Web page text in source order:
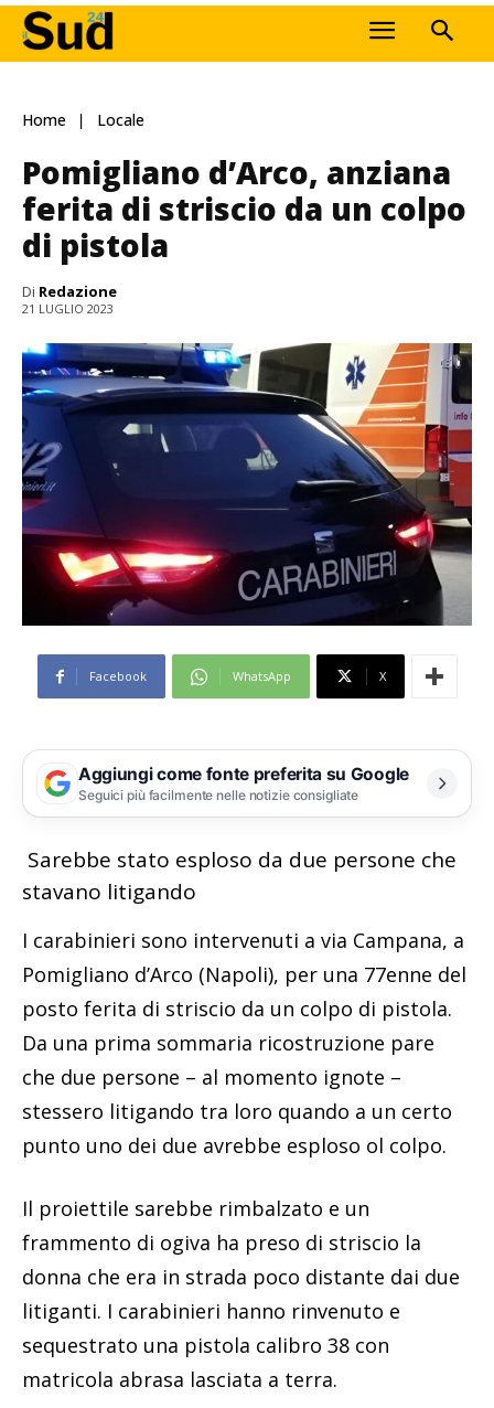
Home Locale
Pomigliano d’Arco, anziana
ferita di striscio da un colpo
di pistola
Di Redazione
21 LUGLIO 2023
Facebook WhatsApp X
Aggiungi come fonte preferita su Google
Seguici più facilmente nelle notizie consigliate
Sarebbe stato esploso da due persone che
stavano litigando
I carabinieri sono intervenuti a via Campana, a
Pomigliano d’Arco (Napoli), per una 77enne del
posto ferita di striscio da un colpo di pistola.
Da una prima sommaria ricostruzione pare
che due persone – al momento ignote –
stessero litigando tra loro quando a un certo
punto uno dei due avrebbe esploso ol colpo.
Il proiettile sarebbe rimbalzato e un
frammento di ogiva ha preso di striscio la
donna che era in strada poco distante dai due
litiganti. I carabinieri hanno rinvenuto e
sequestrato una pistola calibro 38 con
matricola abrasa lasciata a terra.